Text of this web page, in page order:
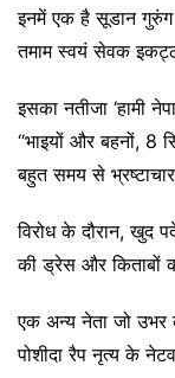
इनमें एक है सूडान
तमाम स्वयं सेवक
इसका नतीजा ‘हामी
“भाइयों और बहनों, 8
बहुत समय से
विरोध के दौरान, खुद
की ड्रेस और किताबों
एक अन्य नेता जो उभर
पोशीदा रैप नृत्य के